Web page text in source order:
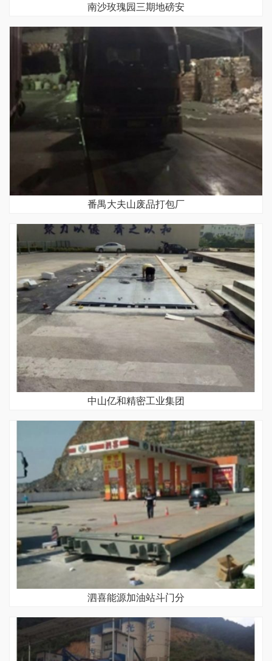
南沙玫瑰园三期地磅安
番禺大夫山废品打包厂
中山亿和精密工业集团
泗喜能源加油站斗门分